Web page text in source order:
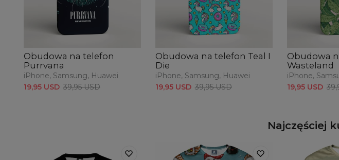
Obudowa na telefon
Purrvana
iPhone, Samsung, Huawei
19,95 USD 39,95 USD
Obudowa na telefon Teal I
Die
iPhone, Samsung, Huawei
19,95 USD 39,95 USD
Obudowa
Wasteland
iPhone,
19,95 USD
Najczęściej